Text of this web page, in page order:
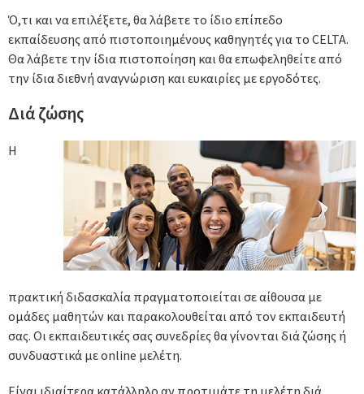
Ό,τι και να επιλέξετε, θα λάβετε το ίδιο επίπεδο
εκπαίδευσης από πιστοποιημένους καθηγητές για το CELTA.
Θα λάβετε την ίδια πιστοποίηση και θα επωφεληθείτε από
την ίδια διεθνή αναγνώριση και ευκαιρίες με εργοδότες.
Διά ζώσης
Η
πρακτική διδασκαλία πραγματοποιείται σε αίθουσα με
ομάδες μαθητών και παρακολουθείται από τον εκπαιδευτή
σας. Οι εκπαιδευτικές σας συνεδρίες θα γίνονται διά ζώσης ή
συνδυαστικά με online μελέτη.
Είναι ιδιαίτερα κατάλληλο αν προτιμάτε τη μελέτη διά